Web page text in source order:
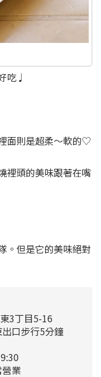
吃♩
面則是超柔～軟的♡
裡頭的美味跟著在嘴
。但是它的美味絕對
3丁目5-16
口步行5分鐘
業